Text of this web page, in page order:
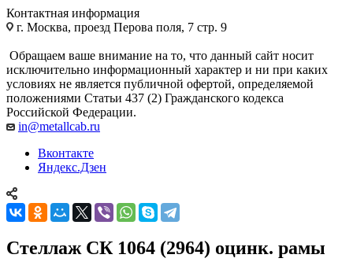
Контактная информация
г. Москва, проезд Перова поля, 7 стр. 9
Обращаем ваше внимание на то, что данный сайт носит
исключительно информационный характер и ни при каких
условиях не является публичной офертой, определяемой
положениями Статьи 437 (2) Гражданского кодекса
Российской Федерации.
in@metallcab.ru
Вконтакте
Яндекс.Дзен
Стеллаж СК 1064 (2964) оцинк. рамы